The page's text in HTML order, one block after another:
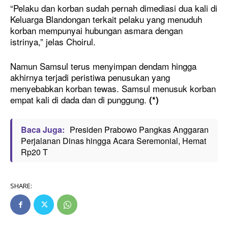
“Pelaku dan korban sudah pernah dimediasi dua kali di
Keluarga Blandongan terkait pelaku yang menuduh
korban mempunyai hubungan asmara dengan
istrinya,” jelas Choirul.
Namun Samsul terus menyimpan dendam hingga
akhirnya terjadi peristiwa penusukan yang
menyebabkan korban tewas. Samsul menusuk korban
empat kali di dada dan di punggung. (*)
Baca Juga: Presiden Prabowo Pangkas Anggaran
Perjalanan Dinas hingga Acara Seremonial, Hemat
Rp20 T
SHARE: